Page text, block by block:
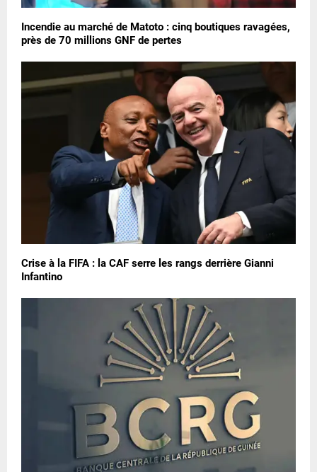
Incendie au marché de Matoto : cinq boutiques ravagées,
près de 70 millions GNF de pertes
Crise à la FIFA : la CAF serre les rangs derrière Gianni
Infantino